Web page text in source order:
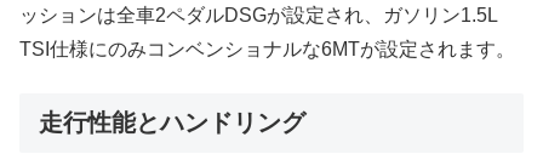
ッションは全車2ペダルDSGが設定され、ガソリン1.5L
TSI仕様にのみコンベンショナルな6MTが設定されます。
走行性能とハンドリング